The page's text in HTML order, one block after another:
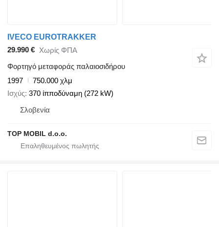
IVECO EUROTRAKKER
29.990 € Χωρίς ΦΠΑ
Φορτηγό μεταφοράς παλαιοσιδήρου
1997
750.000 χλμ
Ισχύς 370 ίπποδύναμη (272 kW)
Σλοβενία
TOP MOBIL d.o.o.